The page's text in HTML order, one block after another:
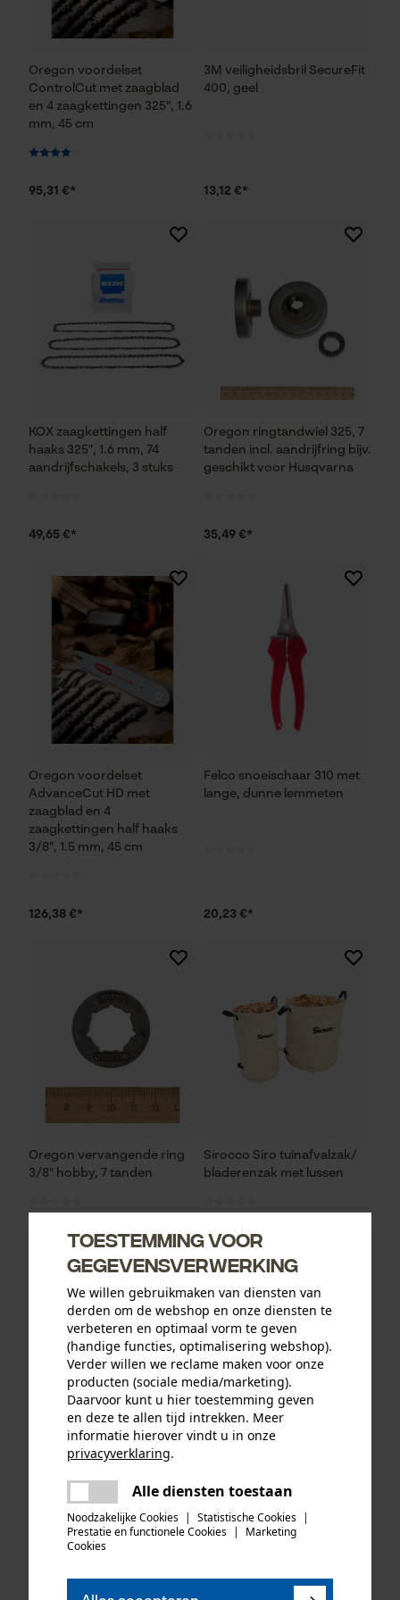
Oregon voordelset
ControlCut met zaagblad
en 4 zaagkettingen 325", 1.6
mm, 45 cm
95,31 €*
3M veiligheidsbril SecureFit
400, geel
13,12 €*
KOX zaagkettingen half
haaks 325", 1.6 mm, 74
aandrijfschakels, 3 stuks
49,65 €*
Oregon ringtandwiel 325, 7
tanden incl. aandrijfring bijv.
geschikt voor Husqvarna
35,49 €*
Oregon voordelset
AdvanceCut HD met
zaagblad en 4
zaagkettingen half haaks
3/8", 1.5 mm, 45 cm
126,38 €*
Felco snoeischaar 310 met
lange, dunne lemmeten
20,23 €*
Oregon vervangende ring
3/8" hobby, 7 tanden
10,07 €*
Sirocco Siro tuinafvalzak/
bladerenzak met lussen
14,13 €*
Oregon ringtandwiel 325, 7
tanden incl. aandrijfring bijv.
geschikt voor Jonsered
Breeze rood/groen
Toestemming voor
gegevensverwerking
We willen gebruikmaken van diensten van
derden om de webshop en onze diensten te
verbeteren en optimaal vorm te geven
(handige functies, optimalisering webshop).
Verder willen we reclame maken voor onze
producten (sociale media/marketing).
Daarvoor kunt u hier toestemming geven
en deze te allen tijd intrekken. Meer
informatie hierover vindt u in onze
privacyverklaring.
Alle diensten toestaan
Noodzakelijke Cookies | Statistische Cookies |
Prestatie en functionele Cookies |
Marketing
Cookies
Er is een fout opgetreden. Gelieve
het opnieuw te proberen.
delen
mail